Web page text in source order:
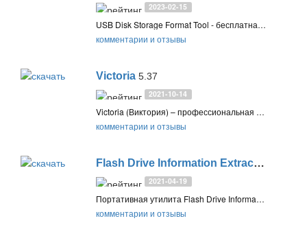
2023-02-15
USB Disk Storage Format Tool - бесплатная функциональная утилита для форматирования и исправления ошибок на USB-накопителях, с помощью которой можно восстановить неисправную флэшку или безвозвратно стереть все файлы
комментарии и отзывы
Victoria 5.37
2021-10-14
Victoria (Виктория) – профессиональная программа для расширенной диагностики, тестирования и программного ремонта HDD, SSD, а также карт памяти и USB-накопителей
комментарии и отзывы
Flash Drive Information Extractor
2021-04-19
Портативная утилита Flash Drive Information Extractor отображает подробную информацию о USB-флэшках, такую как VID и PID, модель контроллера и чипа памяти, а также другую информацию об устройстве
комментарии и отзывы